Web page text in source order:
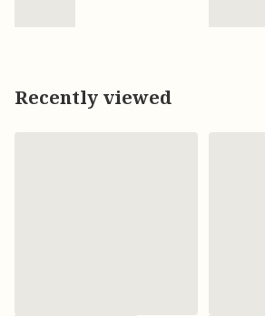
Recently viewed